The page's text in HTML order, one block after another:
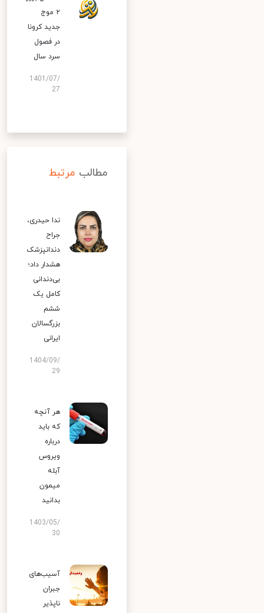
۲ موج
جدید کرونا
در فصول
سرد سال
1401/07/
27
مطالب مرتبط
ندا حیدری،
جراح
دندانپزشک
هشدار داد؛
بی‌دندانی
کامل یک
ششم
بزرگسالان
ایرانی
1404/09/
29
هر آنچه
که باید
درباره
ویروس
آبله
میمون
بدانید
1403/05/
30
آسیب‌های
جبران
ناپذیر